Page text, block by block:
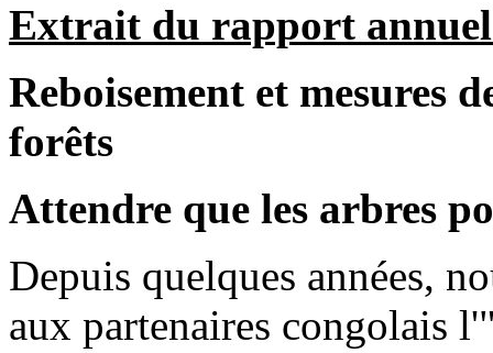
Extrait du rapport
Reboisement et mesures
forêts
Attendre que les arbres
Depuis quelques années,
aux partenaires congolais